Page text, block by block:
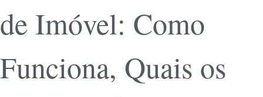
de Imóvel: Como
Funciona, Quais os